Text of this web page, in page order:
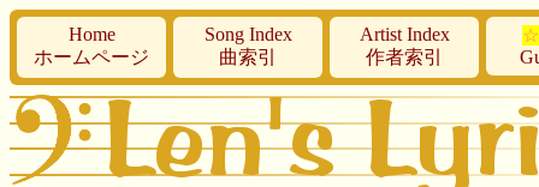
Home
ホームページ
Song Index
曲索引
Artist Index
作者索引